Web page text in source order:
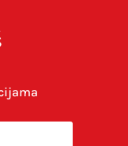
stranicu u